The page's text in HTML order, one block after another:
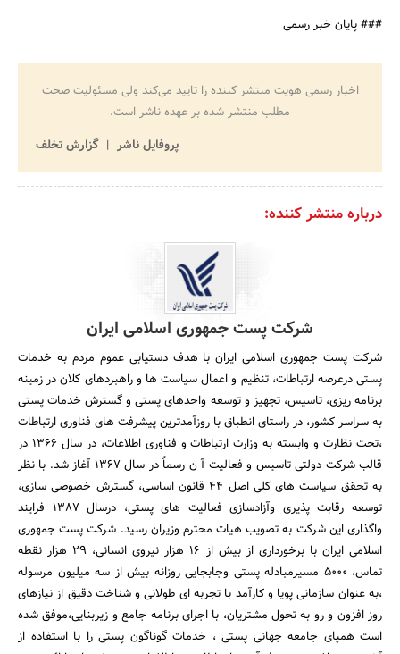
### پایان خبر رسمی
اخبار رسمی هویت منتشر کننده را تایید می‌کند ولی مسئولیت صحت
مطلب منتشر شده بر عهده ناشر است.
پروفایل ناشر
گزارش تخلف
درباره منتشر کننده:
شرکت پست جمهوری اسلامی ایران
شرکت پست جمهوری اسلامی ایران با هدف دستیابی عموم مردم به خدمات
پستی درعرصه ارتباطات، تنظیم و اعمال سیاست ها و راهبردهای کلان در زمینه
برنامه ریزی، تاسیس، تجهیز و توسعه واحدهای پستی و گسترش خدمات پستی
به سراسر کشور، در راستای انطباق با روزآمدترین پیشرفت های فناوری ارتباطات
،تحت نظارت و وابسته به وزارت ارتباطات و فناوری اطلاعات، در سال 1366 در
قالب شرکت دولتی تاسیس و فعالیت آ ن رسماً در سال 1367 آغاز شد. با نظر
به تحقق سیاست های کلی اصل 44 قانون اساسی، گسترش خصوصی سازی،
توسعه رقابت پذیری وآزادسازی فعالیت های پستی، درسال 1387 فرایند
واگذاری این شرکت به تصویب هیات محترم وزیران رسید. شرکت پست جمهوری
اسلامی ایران با برخورداری از بیش از 16 هزار نیروی انسانی، 29 هزار نقطه
تماس، 5000 مسیرمبادله پستی وجابجایی روزانه بیش از سه میلیون مرسوله
،به عنوان سازمانی پویا و کارآمد با تجربه ای طولانی و شناخت دقیق از نیازهای
روز افزون و رو به تحول مشتریان، با اجرای برنامه جامع و زیربنایی،موفق شده
است همپای جامعه جهانی پستی ، خدمات گوناگون پستی را با استفاده از